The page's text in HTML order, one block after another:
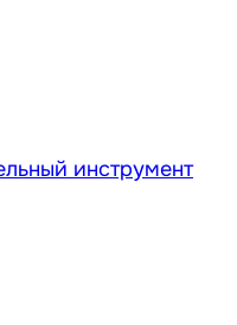
инструмент